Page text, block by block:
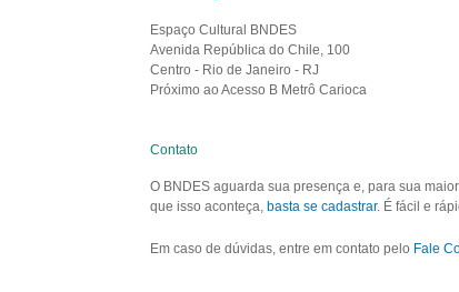
Espaço Cultural BNDES
Avenida República do Chile, 100
Centro - Rio de Janeiro - RJ
Próximo ao Acesso B Metrô Carioca
Contato
O BNDES aguarda sua presença e, para sua
que isso aconteça, basta se cadastrar. É fácil e
Em caso de dúvidas, entre em contato pelo Fale